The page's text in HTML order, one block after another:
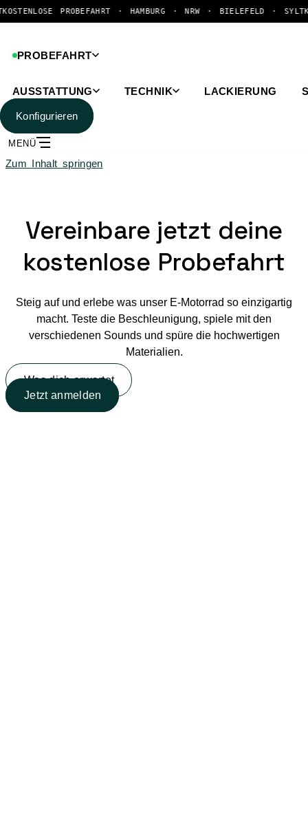
Zum Inhalt springen
PROBEFAHRT · HAMBURG · NRW · BIELEFELD · SYLT
PROBEFAHRT
AUSSTATTUNG TECHNIK LACKIERUNG
Konfigurieren
MENÜ
Vereinbare jetzt deine
kostenlose Probefahrt
Steig auf und erlebe was unser E-Motorrad so einzigartig
macht. Teste die Beschleunigung, spiele mit den
verschiedenen Sounds und spüre die hochwertigen
Materialien.
Was dich erwartet
Jetzt anmelden